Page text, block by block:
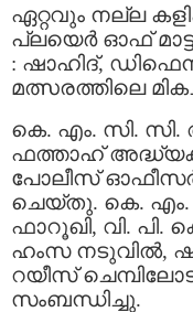
ഏറ്റവും നല്ല
പ്ലയെർ ഓഫ്
: ഷാഹിദ്,
മത്സരത്തിലെ
കെ. എം. സി. സി.
ഫത്താഹ്
പോലീസ്
ചെയ്തു. കെ. എം.
ഫാറൂഖി, വി. പി.
ഹംസ നടുവിൽ,
റയീസ്
സംബന്ധിച്ചു.